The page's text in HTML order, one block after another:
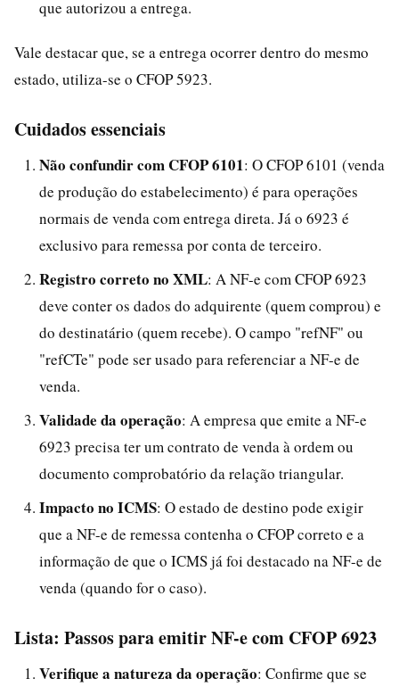
que autorizou a entrega.
Vale destacar que, se a entrega ocorrer dentro do mesmo
estado, utiliza-se o CFOP 5923.
Cuidados essenciais
Não confundir com CFOP 6101: O CFOP 6101 (venda
de produção do estabelecimento) é para operações
normais de venda com entrega direta. Já o 6923 é
exclusivo para remessa por conta de terceiro.
Registro correto no XML: A NF-e com CFOP 6923
deve conter os dados do adquirente (quem comprou) e
do destinatário (quem recebe). O campo "refNF" ou
"refCTe" pode ser usado para referenciar a NF-e de
venda.
Validade da operação: A empresa que emite a NF-e
6923 precisa ter um contrato de venda à ordem ou
documento comprobatório da relação triangular.
Impacto no ICMS: O estado de destino pode exigir
que a NF-e de remessa contenha o CFOP correto e a
informação de que o ICMS já foi destacado na NF-e de
venda (quando for o caso).
Lista: Passos para emitir NF-e com CFOP 6923
Verifique a natureza da operação: Confirme que se